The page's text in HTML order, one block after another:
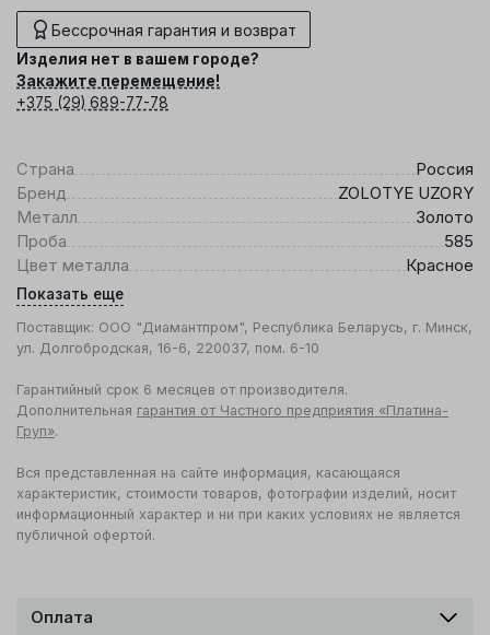
Бессрочная гарантия и возврат
Изделия нет в вашем городе?
Закажите перемещение!
+375 (29) 689-77-78
Страна
Россия
Бренд
ZOLOTYE UZORY
Металл
Золото
Проба
585
Цвет металла
Красное
Показать еще
Поставщик: ООО "Диамантпром", Республика Беларусь, г. Минск,
ул. Долгобродская, 16-6, 220037, пом. 6-10
Гарантийный срок 6 месяцев от производителя.
Дополнительная гарантия от Частного предприятия «Платина-
Груп».
Вся представленная на сайте информация, касающаяся
характеристик, стоимости товаров, фотографии изделий, носит
информационный характер и ни при каких условиях не является
публичной офертой.
Оплата